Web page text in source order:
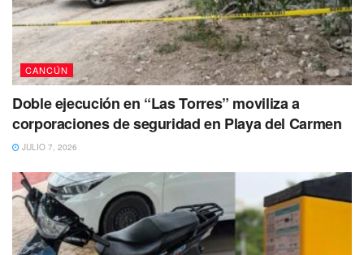
CANCÚN
Doble ejecución en “Las Torres” moviliza a
corporaciones de seguridad en Playa del Carmen
JULIO 7, 2026